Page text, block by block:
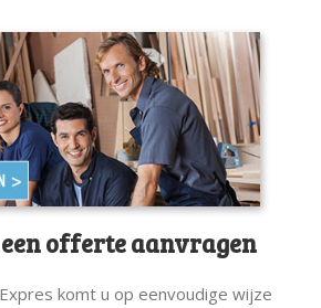
offerte aanvragen
komt u op eenvoudige wijze